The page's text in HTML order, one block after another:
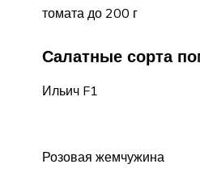
томата до 200 г
Салатные сорта
Ильич F1
Розовая жемчужина